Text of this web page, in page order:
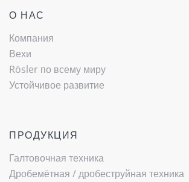
О НАС
Компания
Вехи
Rösler по всему миру
Устойчивое развитие
ПРОДУКЦИЯ
Галтовочная техника
Дробемётная / ­дробеструйная техника